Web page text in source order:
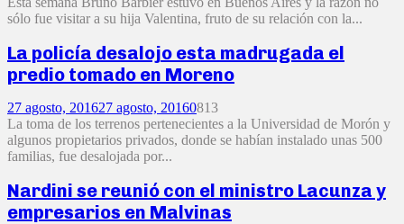
sólo fue visitar a su hija Valentina, fruto de su relación con la...
La policía desalojo esta madrugada el
predio tomado en Moreno
27 agosto, 201627 agosto, 20160813
La toma de los terrenos pertenecientes a la Universidad de Morón y
algunos propietarios privados, donde se habían instalado unas 500
familias, fue desalojada por...
Nardini se reunió con el ministro Lacunza y
empresarios en Malvinas